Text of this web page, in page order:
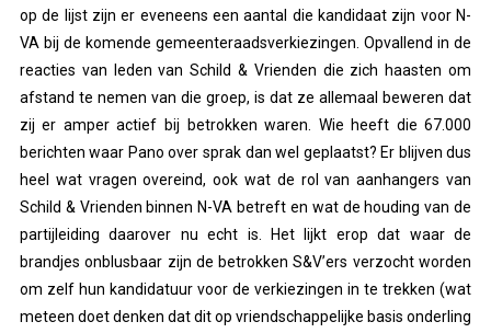
op de lijst zijn er eveneens een aantal die kandidaat zijn voor N-
VA bij de komende gemeenteraadsverkiezingen. Opvallend in de
reacties van leden van Schild & Vrienden die zich haasten om
afstand te nemen van die groep, is dat ze allemaal beweren dat
zij er amper actief bij betrokken waren. Wie heeft die 67.000
berichten waar Pano over sprak dan wel geplaatst? Er blijven dus
heel wat vragen overeind, ook wat de rol van aanhangers van
Schild & Vrienden binnen N-VA betreft en wat de houding van de
partijleiding daarover nu echt is. Het lijkt erop dat waar de
brandjes onblusbaar zijn de betrokken S&V’ers verzocht worden
om zelf hun kandidatuur voor de verkiezingen in te trekken (wat
meteen doet denken dat dit op vriendschappelijke basis onderling